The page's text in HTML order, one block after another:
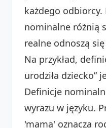
każdego
nominalne różnią
realne odnoszą
Na przykład,
urodziła dziecko”
Definicje
wyrazu w języku.
'mama' oznacza